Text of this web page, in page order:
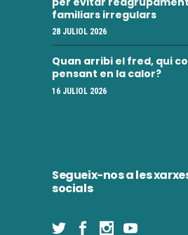
familiars irregulars
28 JULIOL 2026
Quan arribi el fred, qui
pensant en la calor?
16 JULIOL 2026
Segueix-nos a les
socials